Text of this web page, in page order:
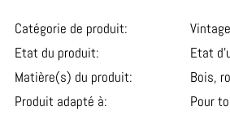
Catégorie de produit:
Etat du produit:
Etat
Matière(s) du produit:
Bois,
Produit adapté à:
Pour